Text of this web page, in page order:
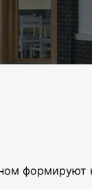
формируют